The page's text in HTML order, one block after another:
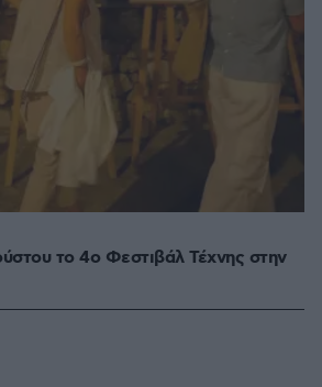
το 4ο Φεστιβάλ Τέχνης στην